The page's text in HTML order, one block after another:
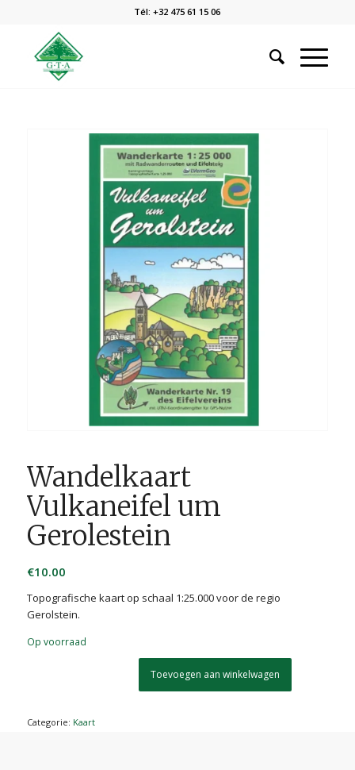
Tél: +32 475 61 15 06
Wandelkaart
Vulkaneifel um
Gerolestein
€10.00
Topografische kaart op schaal 1:25.000 voor de regio
Gerolstein.
Op voorraad
Toevoegen aan winkelwagen
Categorie: Kaart